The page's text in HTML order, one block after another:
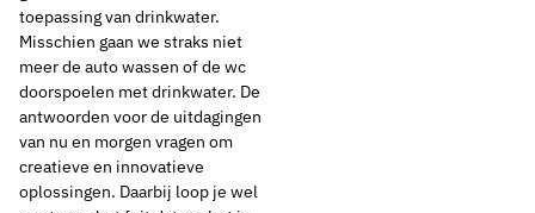
Thema's:
Drinkwaterbronnen
toepassing van drinkwater.
Misschien gaan we straks niet
meer de auto wassen of de wc
doorspoelen met drinkwater. De
antwoorden voor de uitdagingen
van nu en morgen vragen om
creatieve en innovatieve
oplossingen. Daarbij loop je wel